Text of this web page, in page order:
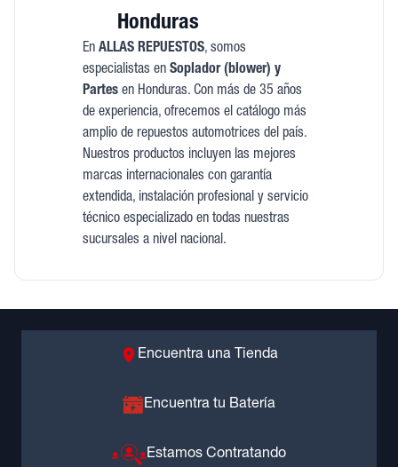
Honduras
En ALLAS REPUESTOS, somos
especialistas en Soplador (blower) y
Partesen Honduras. Con más de 35 años
de experiencia, ofrecemos el catálogo más
amplio de repuestos automotrices del país.
Nuestros productos incluyen las mejores
marcas internacionales con garantía
extendida, instalación profesional y servicio
técnico especializado en todas nuestras
sucursales a nivel nacional.
Encuentra una Tienda
Encuentra tu Batería
Estamos Contratando